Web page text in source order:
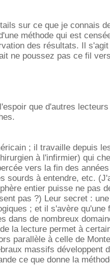
sur ce que je connais
méthode qui est
des résultats. Il
ne poussez pas ce fil
que d'autres
; il travaille depuis
à l'infirmier) qui
vers la fin des
sourds à entendre, etc.
entier puisse ne pas
pas ?) Leur secret :
; et il s'avère qu'une
dans de nombreux
la lecture permet à
parallèle à celle de
massifs développent
ce que donne la